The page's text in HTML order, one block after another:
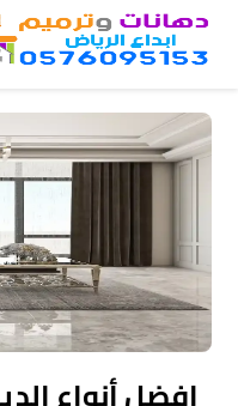
×
الرئيسية
الرياض
دهانات